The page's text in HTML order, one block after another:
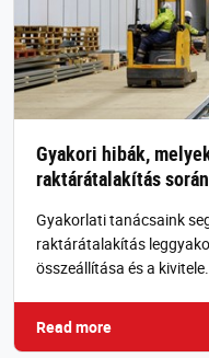
Gyakori hibák,
raktárátalakítás során
Gyakorlati tanácsaink
raktárátalakítás
összeállítása és a kivitele…
Read more